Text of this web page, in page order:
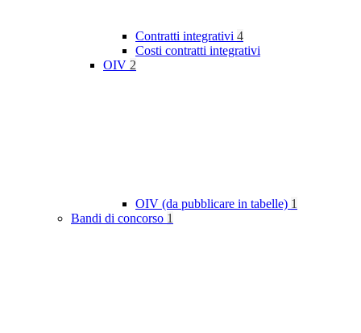
Contratti integrativi 4
Costi contratti integrativi
OIV 2
OIV (da pubblicare in tabelle) 1
Bandi di concorso 1